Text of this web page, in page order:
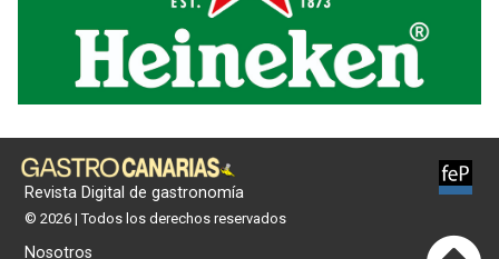
Revista Digital de gastronomía
© 2026 | Todos los derechos reservados
Nosotros